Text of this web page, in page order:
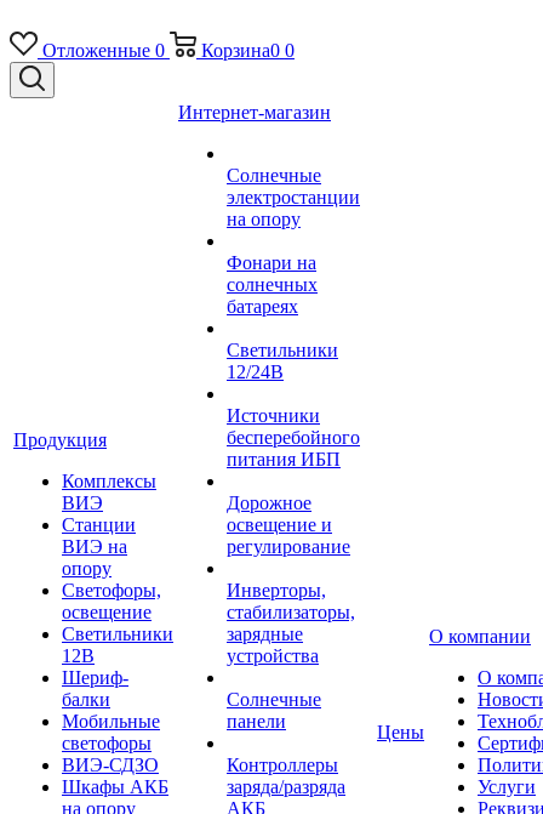
Отложенные 0 Корзина0 0
Продукция
Комплексы
ВИЭ
Станции
ВИЭ на
опору
Светофоры,
освещение
Светильники
12В
Шериф-
балки
Мобильные
светофоры
ВИЭ-СДЗО
Шкафы АКБ
на опору
Интернет-магазин
Солнечные
электростанции
на опору
Фонари на
солнечных
батареях
Светильники
12/24В
Источники
бесперебойного
питания ИБП
Дорожное
освещение и
регулирование
Инверторы,
стабилизаторы,
зарядные
устройства
Солнечные
панели
Контроллеры
заряда/разряда
АКБ
Цены
О компании
О
Услуги